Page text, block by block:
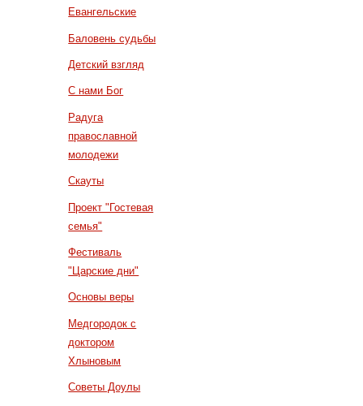
Евангельские
Баловень судьбы
Детский взгляд
С нами Бог
Радуга
православной
молодежи
Скауты
Проект "Гостевая
семья"
Фестиваль
"Царские дни"
Основы веры
Медгородок с
доктором
Хлыновым
Советы Доулы